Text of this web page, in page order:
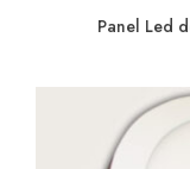
Panel Led